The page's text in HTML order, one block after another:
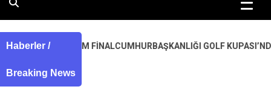
Haberler /
Breaking News
FİNALCUMHURBAŞKANLIĞI GOLF KUPASI’NDA İLK